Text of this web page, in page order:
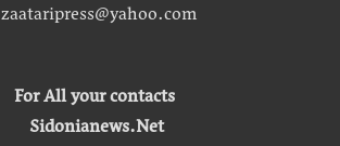
zaataripress@yahoo.com
For All your contacts
Sidonianews.Net